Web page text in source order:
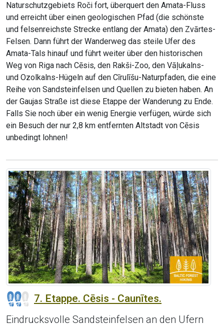
Naturschutzgebiets Roči fort, überquert den Amata-Fluss
und erreicht über einen geologischen Pfad (die schönste
und felsenreichste Strecke entlang der Amata) den Zvārtes-
Felsen. Dann führt der Wanderweg das steile Ufer des
Amata-Tals hinauf und führt weiter über den historischen
Weg von Riga nach Cēsis, den Rakši-Zoo, den Vāļukalns-
und Ozolkalns-Hügeln auf den Cīrulīšu-Naturpfaden, die eine
Reihe von Sandsteinfelsen und Quellen zu bieten haben. An
der Gaujas Straße ist diese Etappe der Wanderung zu Ende.
Falls Sie noch über ein wenig Energie verfügen, würde sich
ein Besuch der nur 2,8 km entfernten Altstadt von Cēsis
unbedingt lohnen!
7. Etappe. Cēsis - Caunītes.
Eindrucksvolle Sandsteinfelsen an den Ufern